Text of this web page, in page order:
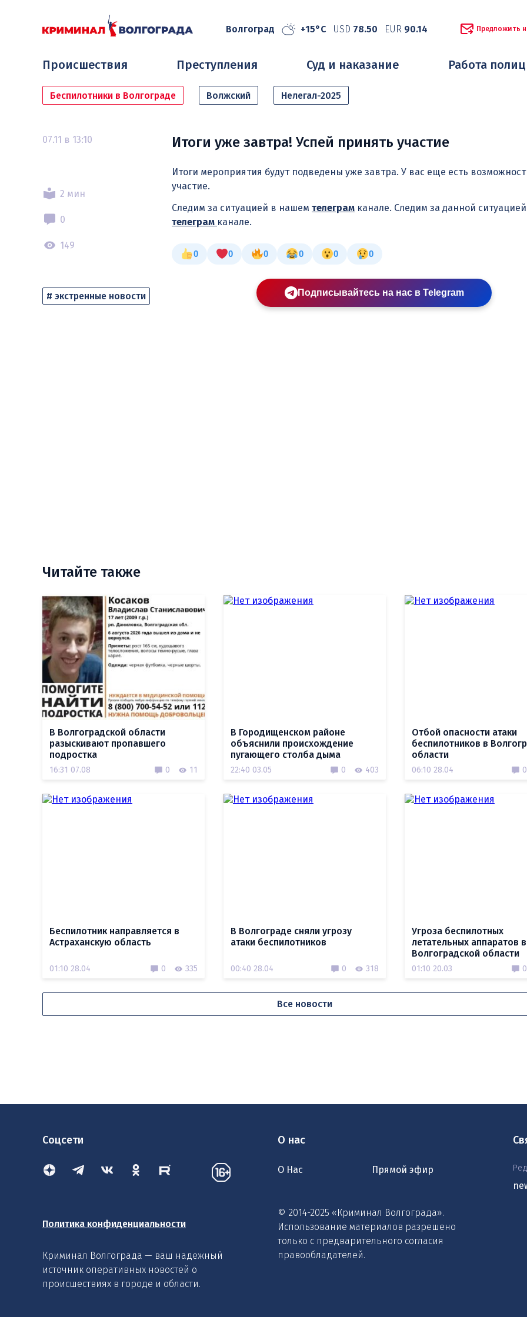
Волгоград +15°C USD 78.50 EUR 90.14 Предложить
Происшествия Преступления Суд и наказание Работа
Беспилотники в Волгограде Волжский Нелегал-2025
07.11 в 13:10
2 мин
0
149
# экстренные новости
Итоги уже завтра! Успей принять участие
Итоги мероприятия будут подведены уже завтра. У вас еще есть
участие.
Следим за ситуацией в нашем телеграм канале. Следим за данной
телеграм канале.
0 0 0 0 0 0
Подписывайтесь на нас в Telegram
Читайте также
В Волгоградской области
разыскивают пропавшего
подростка
16:31 07.08 0 11
В Городищенском районе
объяснили происхождение
пугающего столба дыма
22:40 03.05 0 403
Отбой опасности атаки
беспилотников в
области
06:10 28.04 0
Беспилотник направляется в
Астраханскую область
01:10 28.04 0 335
В Волгограде сняли угрозу
атаки беспилотников
00:40 28.04 0 318
Угроза беспилотных
летательных аппаратов в
Волгоградской области
01:10 20.03 0
Все новости
Соцсети
Политика конфиденциальности
Криминал Волгограда — ваш надежный
источник оперативных новостей о
происшествиях в городе и области.
О нас
О Нас Прямой эфир
© 2014-2025 «Криминал Волгограда».
Использование материалов разрешено
только с предварительного согласия
правообладателей.